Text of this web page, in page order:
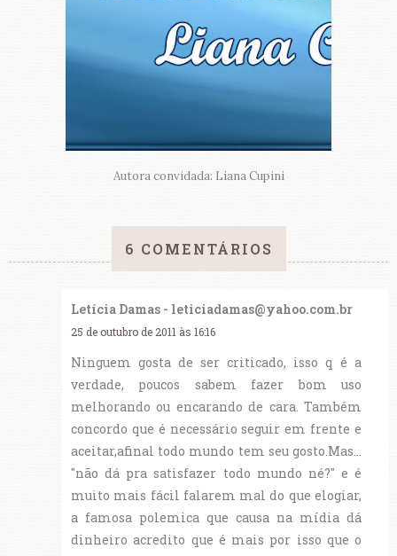
Autora convidada: Liana Cupini
6 COMENTÁRIOS
Letícia Damas - leticiadamas@yahoo.com.br
25 de outubro de 2011 às 16:16
Ninguem gosta de ser criticado, isso q é a
verdade, poucos sabem fazer bom uso
melhorando ou encarando de cara. Também
concordo que é necessário seguir em frente e
aceitar,afinal todo mundo tem seu gosto.Mas...
"não dá pra satisfazer todo mundo né?" e é
muito mais fácil falarem mal do que elogiar,
a famosa polemica que causa na mídia dá
dinheiro acredito que é mais por isso que o